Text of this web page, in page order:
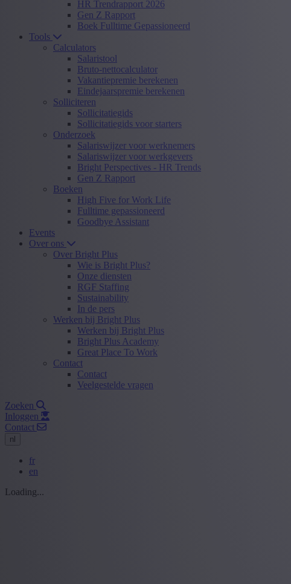
HR Trendrapport 2026
Gen Z Rapport
Boek Fulltime Gepassioneerd
Tools
Calculators
Salaristool
Bruto-nettocalculator
Vakantiepremie berekenen
Eindejaarspremie berekenen
Solliciteren
Sollicitatiegids
Sollicitatiegids voor starters
Onderzoek
Salariswijzer voor werknemers
Salariswijzer voor werkgevers
Bright Perspectives - HR Trends
Gen Z Rapport
Boeken
High Five for Work Life
Fulltime gepassioneerd
Goodbye Assistant
Events
Over ons
Over Bright Plus
Wie is Bright Plus?
Onze diensten
RGF Staffing
Sustainability
In de pers
Werken bij Bright Plus
Werken bij Bright Plus
Bright Plus Academy
Great Place To Work
Contact
Contact
Veelgestelde vragen
Zoeken
Inloggen
Contact
nl
fr
en
Loading...